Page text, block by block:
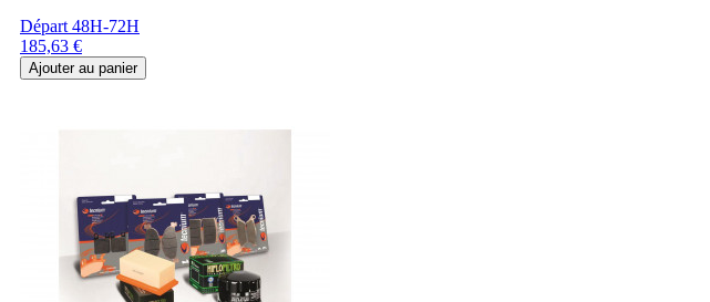
Départ 48H-72H
Prix
185,63 €
Ajouter au panier